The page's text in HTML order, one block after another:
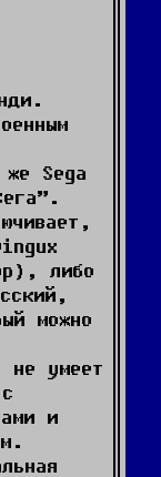
Sega
либо
можно
не умеет
и